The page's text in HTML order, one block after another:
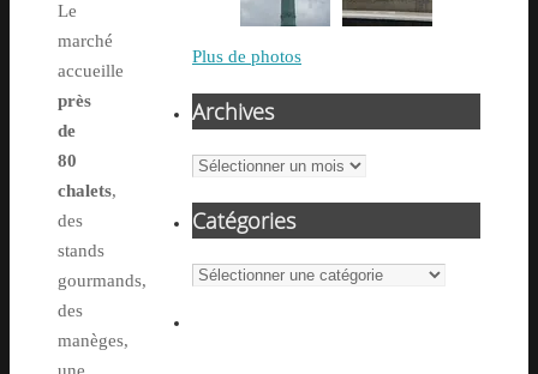
Le
marché
accueille
près
de
80
chalets,
des
stands
gourmands,
des
manèges,
Plus de photos
Archives
Archives
Catégories
Catégories